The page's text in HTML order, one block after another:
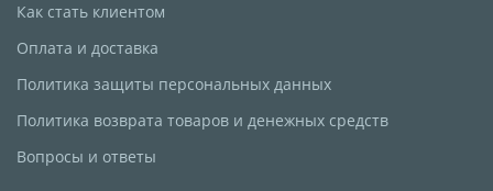
Как стать клиентом
Оплата и доставка
Политика защиты персональных данных
Политика возврата товаров и денежных средств
Вопросы и ответы